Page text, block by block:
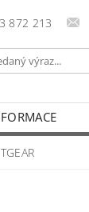
872 213